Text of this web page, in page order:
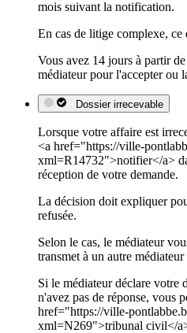
mois suivant la notification.
En cas de litige complexe, ce
Vous avez 14 jours à partir
médiateur pour l'accepter ou
Dossier irrecevable
Lorsque votre affaire est
<a href="https://ville-
xml=R14732">notifier</a>
réception de votre demande.
La décision doit expliquer
refusée.
Selon le cas, le médiateur
transmet à un autre
Si le médiateur déclare votre
n'avez pas de réponse, vous
href="https://ville-
xml=N269">tribunal civil</